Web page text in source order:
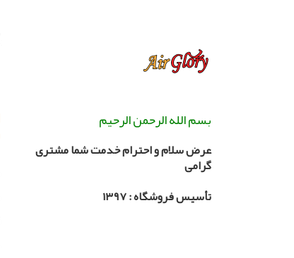
بسم الله الرحمن الرحیم
عرض سلام و احترام خدمت شما مشتری
گرامی
تأسیس فروشگاه :
۱۳۹۷